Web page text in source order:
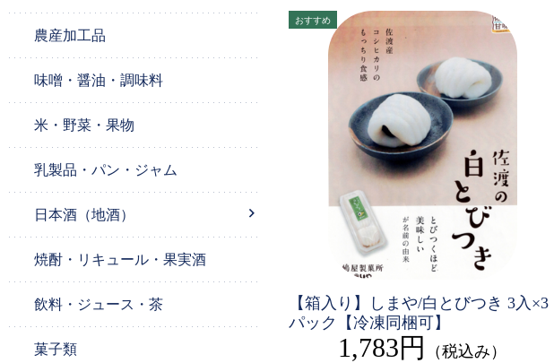
【箱入り】しまや/白とびつき 3入×3
パック【冷凍同梱可】
1,783円 （税込み）
農産加工品
味噌・醤油・調味料
米・野菜・果物
乳製品・パン・ジャム
日本酒（地酒）
焼酎・リキュール・果実酒
飲料・ジュース・茶
菓子類